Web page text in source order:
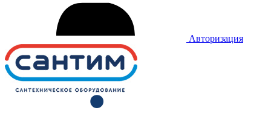
Авторизация